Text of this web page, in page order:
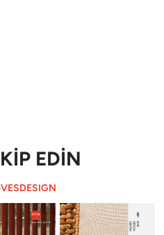
EDİN